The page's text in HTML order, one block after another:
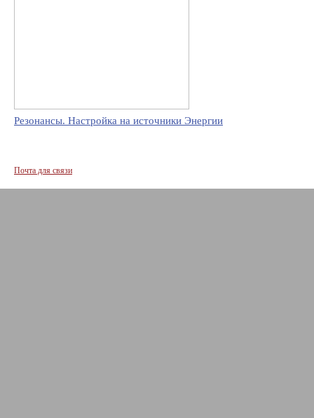
Резонансы. Настройка на источники Энергии
Почта для связи